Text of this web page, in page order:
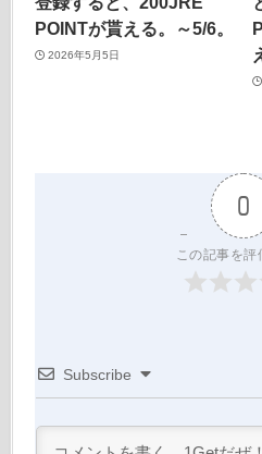
POINTが貰える。～5/6。
2026年5月5日
0
この記事を評
Subscribe